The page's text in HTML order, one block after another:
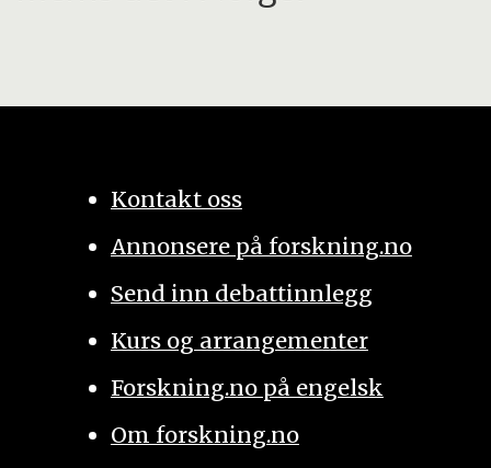
Kontakt oss
Annonsere på forskning.no
Send inn debattinnlegg
Kurs og arrangementer
Forskning.no på engelsk
Om forskning.no